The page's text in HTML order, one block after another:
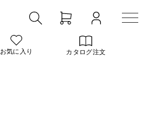
お気に入り カタログ注文